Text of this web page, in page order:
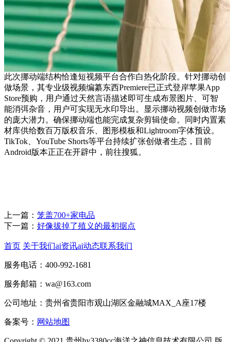
此次挪动端结构恰逢短视频平台合作白热化阶段。针对挪动创
做场景，其专业级视频编纂东西Premiere已正式登岸苹果App
Store预购，用户通过天然言语描述即可生成布景图片、可智
能消弭杂音，用户可实现无水印导出。显示挪动视频创做市场
的庞大潜力。确保挪动端也能完成复杂剪辑使命。同时内置素
材库供给数百万版权音乐、图形模板和Lightroom字体预设。
TikTok、YouTube Shorts等平台持续扩张创做者生态，目前
Android版本正正在开辟中，前往搜狐。
上一篇： 笼盖700+家电品
下一篇： 好像拔掉了殖义的最初据点
首页 关于我们ai资讯ai动态联系我们
服务电话：400-992-1681
服务邮箱：wa@163.com
公司地址：贵州省贵阳市观山湖区金融城MAX_A座17楼
备案号： 网站地图